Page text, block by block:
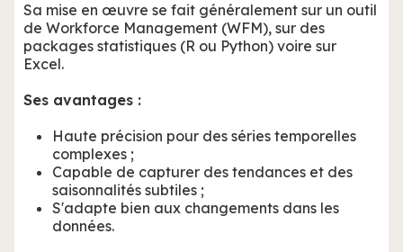
Sa mise en œuvre se fait généralement sur un outil
de Workforce Management (WFM), sur des
packages statistiques (R ou Python) voire sur
Excel.
Ses avantages :
Haute précision pour des séries temporelles
complexes ;
Capable de capturer des tendances et des
saisonnalités subtiles ;
S'adapte bien aux changements dans les
données.